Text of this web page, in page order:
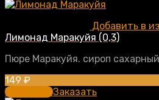
Добавить в
Лимонад Маракуйя (0,3)
Пюре Маракуйя. сироп
149 ₽
В корзинуЗаказать